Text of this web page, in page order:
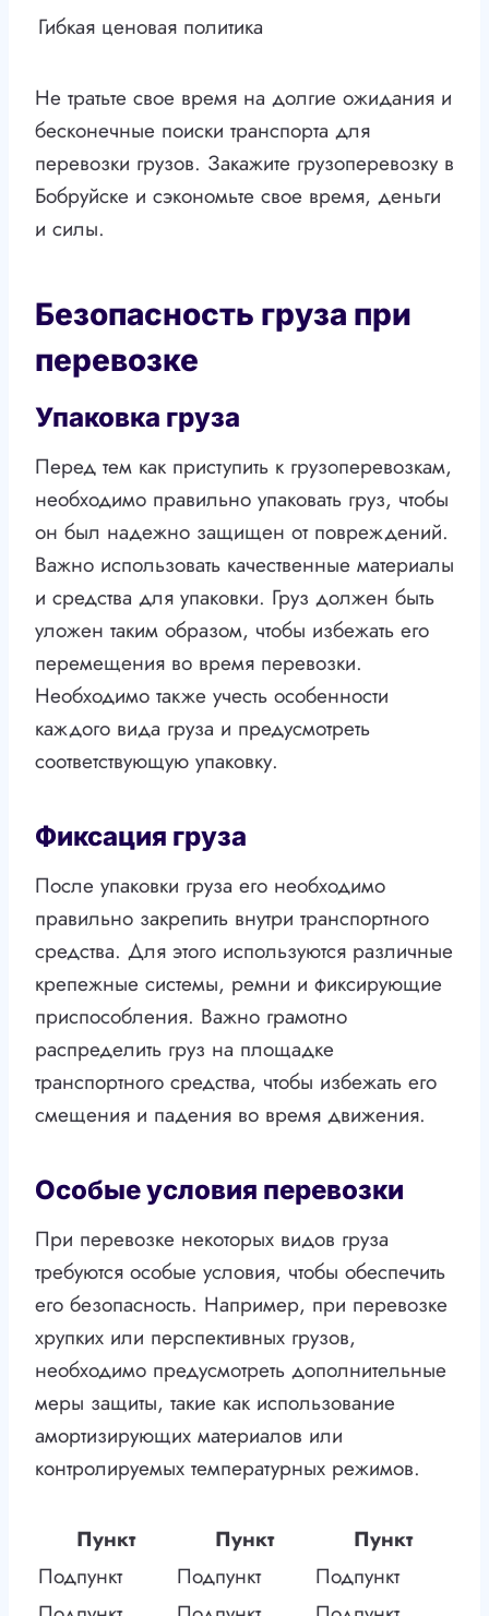
Гибкая ценовая политика
Не тратьте свое время на долгие ожидания и
бесконечные поиски транспорта для
перевозки грузов. Закажите грузоперевозку в
Бобруйске и сэкономьте свое время, деньги
и силы.
Безопасность груза при
перевозке
Упаковка груза
Перед тем как приступить к грузоперевозкам,
необходимо правильно упаковать груз, чтобы
он был надежно защищен от повреждений.
Важно использовать качественные материалы
и средства для упаковки. Груз должен быть
уложен таким образом, чтобы избежать его
перемещения во время перевозки.
Необходимо также учесть особенности
каждого вида груза и предусмотреть
соответствующую упаковку.
Фиксация груза
После упаковки груза его необходимо
правильно закрепить внутри транспортного
средства. Для этого используются различные
крепежные системы, ремни и фиксирующие
приспособления. Важно грамотно
распределить груз на площадке
транспортного средства, чтобы избежать его
смещения и падения во время движения.
Особые условия перевозки
При перевозке некоторых видов груза
требуются особые условия, чтобы обеспечить
его безопасность. Например, при перевозке
хрупких или перспективных грузов,
необходимо предусмотреть дополнительные
меры защиты, такие как использование
амортизирующих материалов или
контролируемых температурных режимов.
Пункт Пункт
Пункт
Подпункт
Подпункт
Подпункт